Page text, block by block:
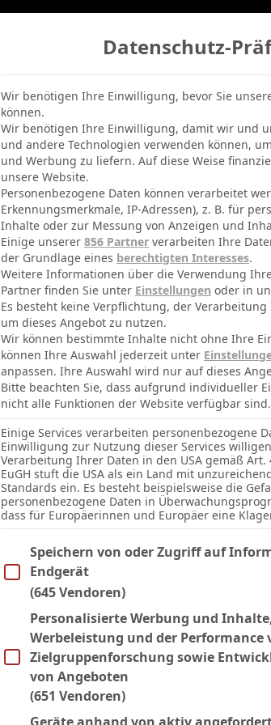
Tabelle Champions League
Ergebnis
H S 2:0
S 0:2
Facebook Twitter
Datenschutz-
Wir benötigen Ihre Einwilligung, bevor Sie
können.
Wir benötigen Ihre Einwilligung, damit wir und
und andere Technologien verwenden können,
und Werbung zu liefern. Auf diese Weise
unsere Website.
Personenbezogene Daten können verarbeitet
Erkennungsmerkmale, IP-Adressen), z. B. für
Inhalte oder zur Messung von Anzeigen und
Einige unserer 856 Partner verarbeiten Ihre
der Grundlage eines berechtigten Interesses.
Weitere Informationen über die Verwendung
Partner finden Sie unter Einstellungen oder in
Es besteht keine Verpflichtung, der
um dieses Angebot zu nutzen.
Wir können bestimmte Inhalte nicht ohne Ihre
können Ihre Auswahl jederzeit unter
anpassen. Ihre Auswahl wird nur auf dieses
Bitte beachten Sie, dass aufgrund individueller
nicht alle Funktionen der Website verfügbar sind.
Einige Services verarbeiten personenbezogene
Einwilligung zur Nutzung dieser Services
Verarbeitung Ihrer Daten in den USA gemäß Art.
EuGH stuft die USA als ein Land mit
Standards ein. Es besteht beispielsweise die
personenbezogene Daten in
dass für Europäerinnen und Europäer eine
Im Folgenden finden Sie eine Liste der Zwecke
Speichern von oder Zugriff auf
Endgerät
(645 Vendoren)
Personalisierte Werbung und
Werbeleistung und der
Zielgruppenforschung sowie
von Angeboten
(651 Vendoren)